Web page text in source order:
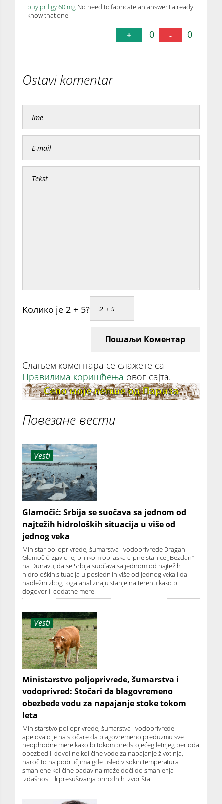
buy priligy 60 mg No need to fabricate an answer I already
know that one
+ 0 - 0
Ostavi komentar
Колико је 2 + 5?
Пошаљи Коментар
Слањем коментара се слажете са
Правилима коришћења овог сајта.
Повезане вести
Vesti
Glamočić: Srbija se suočava sa jednom od
najtežih hidroloških situacija u više od
jednog veka
Ministar poljoprivrede, šumarstva i vodoprivrede Dragan
Glamočić izjavio je, prilikom obilaska crpne stanice „Bezdan“
na Dunavu, da se Srbija suočava sa jednom od najtežih
hidroloških situacija u poslednjih više od jednog veka i da
nadležni zbog toga analiziraju stanje na terenu kako bi
dogovorili dodatne mere.
Vesti
Ministarstvo poljoprivrede, šumarstva i
vodoprivred: Stočari da blagovremeno
obezbede vodu za napajanje stoke tokom
leta
Ministarstvo poljoprivrede, šumarstva i vodoprivrede
apelovalo je na stočare da blagovremeno preduzmu sve
neophodne mere kako bi tokom predstojećeg letnjeg perioda
obezbedili dovoljne količine vode za napajanje životinja,
naročito na područjima gde usled visokih temperatura i
smanjene količine padavina može doći do smanjenja
izdašnosti ili presušivanja prirodnih izvorišta.